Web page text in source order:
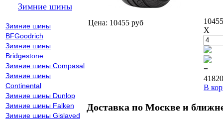
Зимние шины
Зимние шины
BFGoodrich
Зимние шины
Bridgestone
Зимние шины Compasal
Зимние шины
Continental
Зимние шины Dunlop
Зимние шины Falken
Зимние шины Gislaved
Цена: 10455 руб
X
=
В
Доставка по Москве и